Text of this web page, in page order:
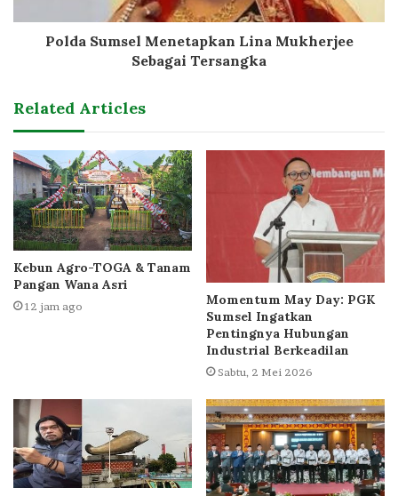
Polda Sumsel Menetapkan Lina Mukherjee
Sebagai Tersangka
Related Articles
Kebun Agro-TOGA & Tanam
Pangan Wana Asri
12 jam ago
Momentum May Day: PGK
Sumsel Ingatkan
Pentingnya Hubungan
Industrial Berkeadilan
Sabtu, 2 Mei 2026